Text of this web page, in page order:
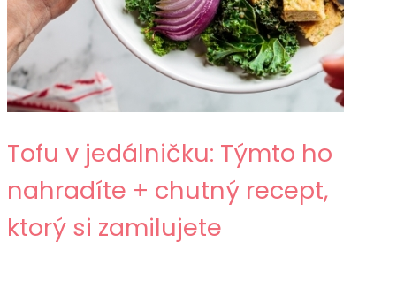
Tofu v jedálničku: Týmto ho
nahradíte + chutný recept,
ktorý si zamilujete